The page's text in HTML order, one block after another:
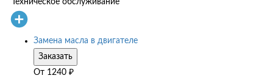
Техническое обслуживание
Замена масла в двигателе
Заказать
От 1240 ₽